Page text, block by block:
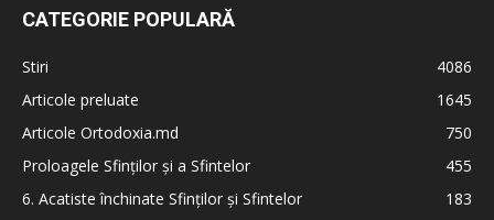
CATEGORIE POPULARĂ
Stiri
4086
Articole preluate
1645
Articole Ortodoxia.md
750
Proloagele Sfinților și a Sfintelor
455
6. Acatiste închinate Sfinților și Sfintelor
183